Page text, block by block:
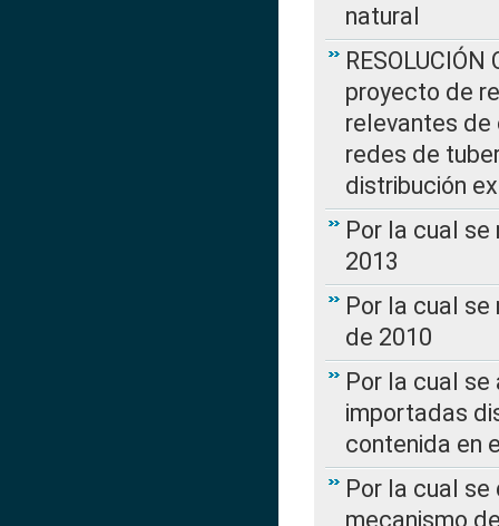
natural
proyecto de
relevantes de
redes de
distribución
Por la cual se
2013
Por la cual se
de 2010
Por la cual
importadas
contenida en
Por la cual se
mecanismo